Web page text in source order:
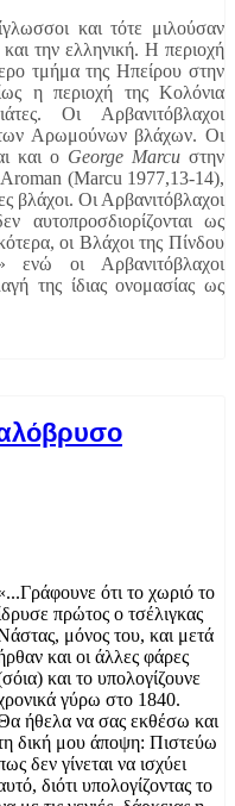
και τότε μιλούσαν
την ελληνική. Η περιοχή
τμήμα της Ηπείρου στην
η περιοχή της Κολόνια
Οι Αρβανιτόβλαχοι
Αρωμούνων βλάχων. Οι
και ο George Marcu στην
(Marcu 1977,13-14),
βλάχοι. Οι Αρβανιτόβλαχοι
αυτοπροσδιορίζονται ως
οι Βλάχοι της Πίνδου
ενώ οι Αρβανιτόβλαχοι
της ίδιας ονομασίας ως
ότι το χωριό το
πρώτος ο τσέλιγκας
μόνος του, και μετά
και οι άλλες φάρες
και το υπολογίζουνε
γύρω στο 1840.
ήθελα να σας εκθέσω και
δική μου άποψη: Πιστεύω
δεν γίνεται να ισχύει
διότι υπολογίζοντας το